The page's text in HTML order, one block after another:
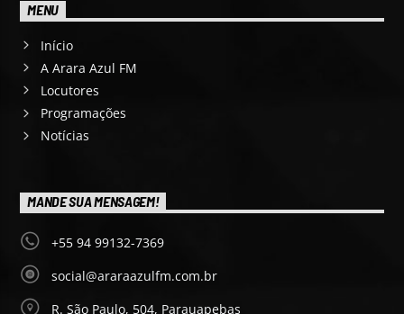
MENU
Início
A Arara Azul FM
Locutores
Programações
Notícias
MANDE SUA MENSAGEM!
+55 94 99132-7369
social@araraazulfm.com.br
R. São Paulo, 504, Parauapebas